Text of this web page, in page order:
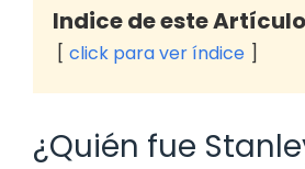
Indice de este Artículo
click para ver índice
¿Quién fue